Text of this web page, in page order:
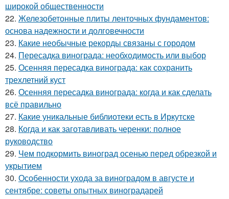
широкой общественности
22. Железобетонные плиты ленточных фундаментов:
основа надежности и долговечности
23. Какие необычные рекорды связаны с городом
24. Пересадка винограда: необходимость или выбор
25. Осенняя пересадка винограда: как сохранить
трехлетний куст
26. Осенняя пересадка винограда: когда и как сделать
всё правильно
27. Какие уникальные библиотеки есть в Иркутске
28. Когда и как заготавливать черенки: полное
руководство
29. Чем подкормить виноград осенью перед обрезкой и
укрытием
30. Особенности ухода за виноградом в августе и
сентябре: советы опытных виноградарей